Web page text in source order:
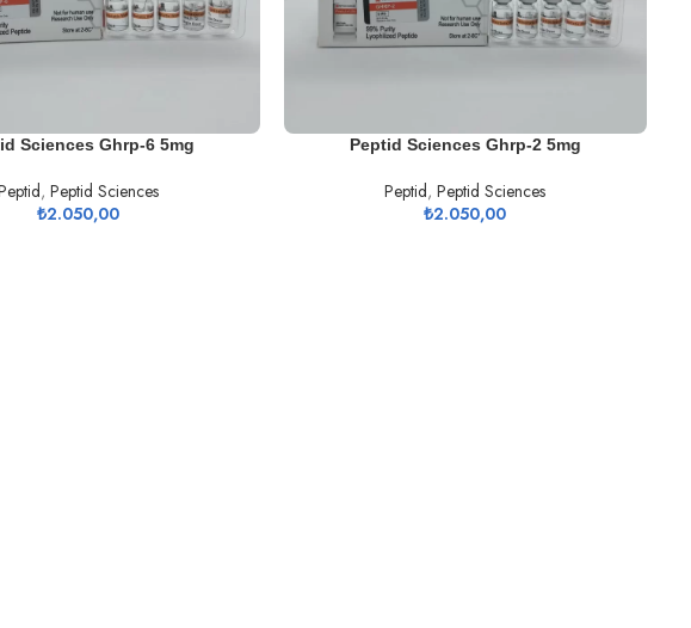
Sciences Ghrp-6 5mg
,Peptid Sciences
₺2.050,00
SEPETE EKLEPeptid Sciences Ghrp-2 5mg
Peptid,Peptid Sciences
₺2.050,00